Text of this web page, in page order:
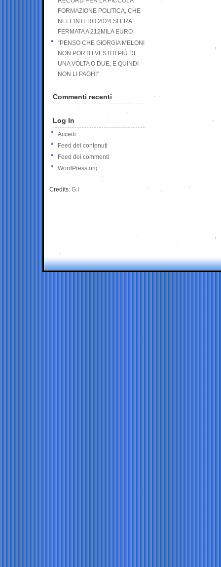
FORMAZIONE POLITICA, CHE
NELL’INTERO 2024 SI ERA
FERMATA A 212MILA EURO
“PENSO CHE GIORGIA MELONI
NON PORTI I VESTITI PIÙ DI
UNA VOLTA O DUE, E QUINDI
NON LI PAGHI”
Commenti recenti
Log In
Accedi
Feed dei contenuti
Feed dei commenti
WordPress.org
Credits: G.I